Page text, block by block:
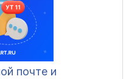
почте и